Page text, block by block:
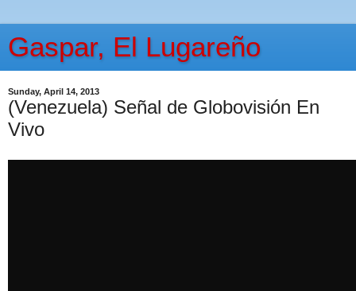
Gaspar, El Lugareño
Sunday, April 14, 2013
(Venezuela) Señal de Globovisión En
Vivo